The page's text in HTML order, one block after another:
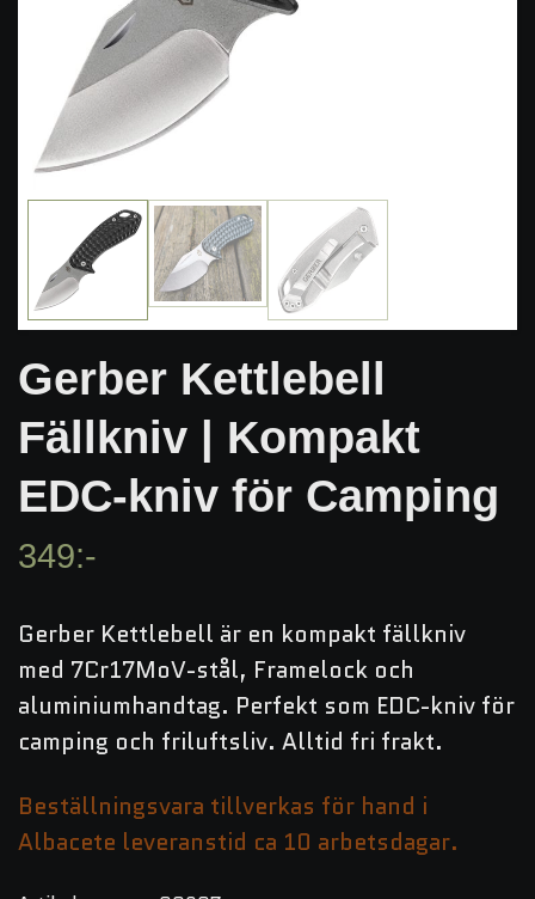
Gerber Kettlebell
Fällkniv | Kompakt
EDC-kniv för Camping
349:-
Gerber Kettlebell är en kompakt fällkniv
med 7Cr17MoV-stål, Framelock och
aluminiumhandtag. Perfekt som EDC-kniv för
camping och friluftsliv. Alltid fri frakt.
Beställningsvara tillverkas för hand i
Albacete leveranstid ca 10 arbetsdagar.